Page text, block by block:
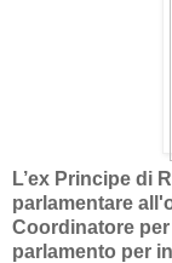
L’ex Principe di
parlamentare
Coordinatore per
parlamento per